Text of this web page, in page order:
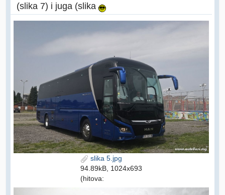
(slika 7) i juga (slika
slika 5.jpg
94.89kB, 1024x693
(hitova: